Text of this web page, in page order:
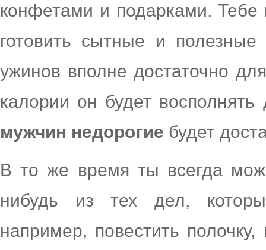
конфетами и подарками. Тебе
готовить сытные и
ужинов вполне достаточно
калории он будет
мужчин недорогие будет
В то же время ты всегда
нибудь из тех дел,
например, повестить